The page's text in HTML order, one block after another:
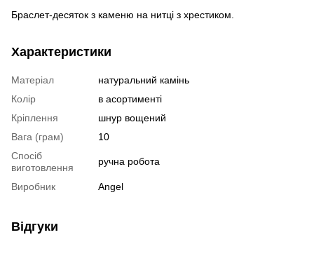
Браслет-десяток з каменю на нитці з хрестиком.
Характеристики
Матеріал
натуральний камінь
Колір
в асортименті
Кріплення
шнур вощений
Вага (грам)
10
Спосіб
виготовлення
ручна робота
Виробник Angel
Відгуки